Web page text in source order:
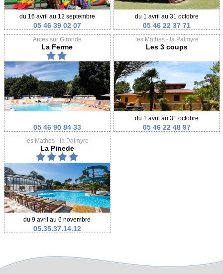
du 16 avril au 12 septembre
05 46 39 02 07
du 1 avril au 31 octobre
05 46 22 37 71
Arces sur Gironde
La Ferme
05 46 90 84 33
les Mathes - la Palmyre
Les 3 coups
du 1 avril au 31 octobre
05 46 22 48 97
les Mathes - la Palmyre
La Pinede
du 9 avril au 6 novembre
05.35.37.14.12